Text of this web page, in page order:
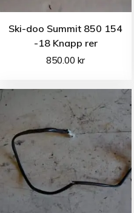
Ski-doo Summit 850 154
-18 Knapp rer
850.00kr